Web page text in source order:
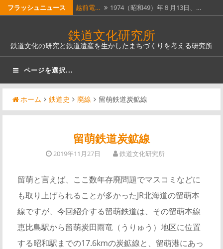
ス
ッ
フラッシュニュース 越前電… 1974（昭和49）年８月13日、…
ホーム… 昭和51年４月１日に全線廃止となっ…
瓦版「… 明治５年（1872）６月12日（旧…
で…
奈良線… JR西日本奈良線稲荷駅は、明治12…
鉄道文化研究所
鉄道文化の研究と鉄道遺産を生かしたまちづくりを考える研究所
ページを選択...
ホーム 鉄道史 廃線 留萌鉄道炭鉱線
留萌鉄道炭鉱線
2019年11月27日 鉄道文化研究所
留萌と言えば、ここ数年存廃問題でマスコミなどに
も取り上げられることが多かったJR北海道の留萌本
線ですが、今回紹介する留萌鉄道は、その留萌本線
恵比島駅から留萌炭田雨竜（うりゅう）地区に位置
する昭和駅までの17.6kmの炭鉱線と、留萌港にあっ